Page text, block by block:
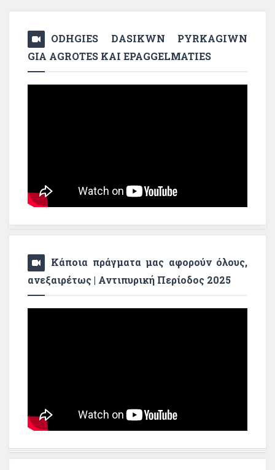
ODHGIES DASIKWN PYRKAGIWN
GIA AGROTES KAI EPAGGELMATIES
Κάποια πράγματα μας αφορούν όλους,
ανεξαιρέτως | Αντιπυρική Περίοδος 2025